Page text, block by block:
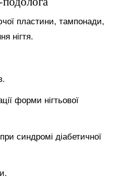
пластини, тампонади,
нігтя.
форми нігтьової
синдромі діабетичної